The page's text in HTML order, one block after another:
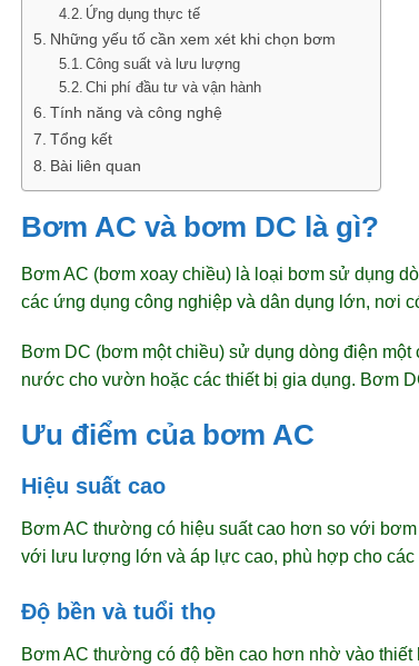
Ứng dụng thực tế
Những yếu tố cần xem xét khi chọn bơm
Công suất và lưu lượng
Chi phí đầu tư và vận hành
Tính năng và công nghệ
Tổng kết
Bài liên quan
Bơm AC và bơm DC là gì?
Bơm AC (bơm xoay chiều) là loại bơm sử dụng
các ứng dụng công nghiệp và dân dụng lớn, nơi
Bơm DC (bơm một chiều) sử dụng dòng điện
nước cho vườn hoặc các thiết bị gia dụng. Bơm
Ưu điểm của bơm AC
Hiệu suất cao
Bơm AC thường có hiệu suất cao hơn so với
với lưu lượng lớn và áp lực cao, phù hợp cho các
Độ bền và tuổi thọ
Bơm AC thường có độ bền cao hơn nhờ vào